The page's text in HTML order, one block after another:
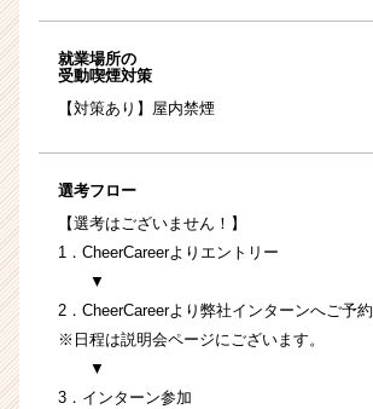
就業場所の
受動喫煙対策
【対策あり】屋内禁煙
選考フロー
【選考はございません！】
1．CheerCareerよりエントリー
▼
2．CheerCareerより弊社インターンへご予約
※日程は説明会ページにございます。
▼
3．インターン参加